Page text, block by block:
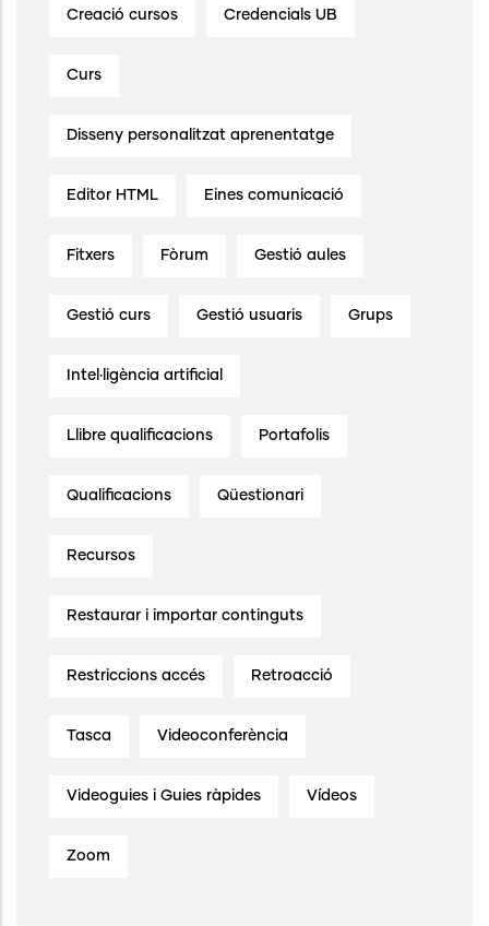
Creació cursos Credencials UB
Curs
Disseny personalitzat aprenentatge
Editor HTML Eines comunicació
Fitxers Fòrum Gestió aules
Gestió curs Gestió usuaris Grups
Intel·ligència artificial
Llibre qualificacions Portafolis
Qualificacions Qüestionari
Recursos
Restaurar i importar continguts
Restriccions accés Retroacció
Tasca Videoconferència
Videoguies i Guies ràpides Vídeos
Zoom